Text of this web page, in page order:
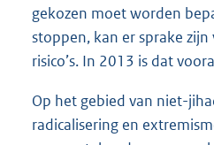
gekozen moet worden
stoppen, kan er sprake
risico’s. In 2013 is dat
Op het gebied van niet-
radicalisering en